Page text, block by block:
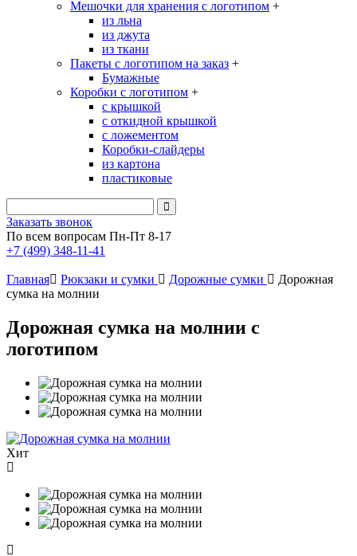
Мешочки для хранения с логотипом +
из льна
из джута
из ткани
Пакеты с логотипом на заказ +
Бумажные
Коробки с логотипом +
с крышкой
с откидной крышкой
с ложементом
Коробки-слайдеры
из картона
пластиковые
Заказать звонок
По всем вопросам Пн-Пт 8-17
+7 (499) 348-11-41
Главная Рюкзаки и сумки Дорожные сумки
Дорожная
сумка на молнии
Дорожная сумка на молнии с
логотипом
Хит